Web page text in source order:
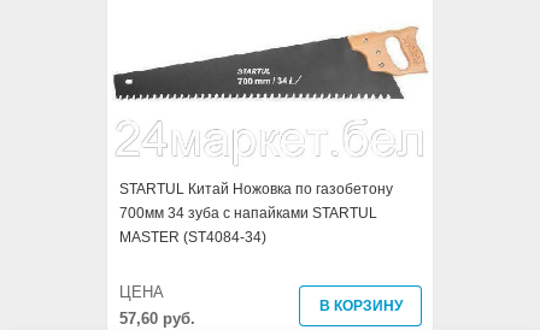
STARTUL Китай Ножовка по газобетону
700мм 34 зуба с напайками STARTUL
MASTER (ST4084-34)
57,60 руб.
ЦЕНА
В КОРЗИНУ